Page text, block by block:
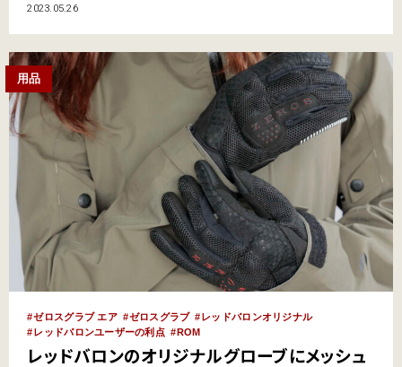
というのは、以前の記事にてお伝えした通りです。そんなROMから、待望
のメッシュ生地を組み合わせて安全性、快適性に優れながらも、…
2023.05.26
用品
ゼロスグラブ エア ゼロスグラブ
レッドバロンオリジナル
レッドバロンユーザーの利点
ROM
レッドバロンのオリジナルグローブにメッシュ